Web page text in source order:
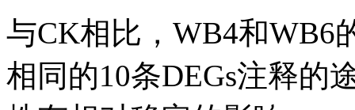
与CK相比，WB4和WB6
相同的10条DEGs注释的